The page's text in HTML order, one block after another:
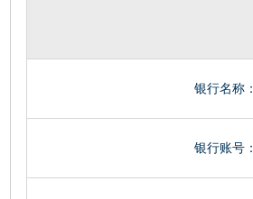
银行名称：
银行账号：